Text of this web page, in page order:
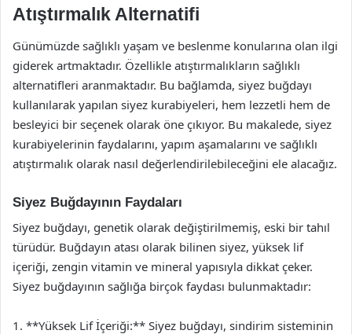
Atıştırmalık Alternatifi
Günümüzde sağlıklı yaşam ve beslenme konularına olan ilgi
giderek artmaktadır. Özellikle atıştırmalıkların sağlıklı
alternatifleri aranmaktadır. Bu bağlamda, siyez buğdayı
kullanılarak yapılan siyez kurabiyeleri, hem lezzetli hem de
besleyici bir seçenek olarak öne çıkıyor. Bu makalede, siyez
kurabiyelerinin faydalarını, yapım aşamalarını ve sağlıklı
atıştırmalık olarak nasıl değerlendirilebileceğini ele alacağız.
Siyez Buğdayının Faydaları
Siyez buğdayı, genetik olarak değiştirilmemiş, eski bir tahıl
türüdür. Buğdayın atası olarak bilinen siyez, yüksek lif
içeriği, zengin vitamin ve mineral yapısıyla dikkat çeker.
Siyez buğdayının sağlığa birçok faydası bulunmaktadır:
1. **Yüksek Lif İçeriği:** Siyez buğdayı, sindirim sisteminin